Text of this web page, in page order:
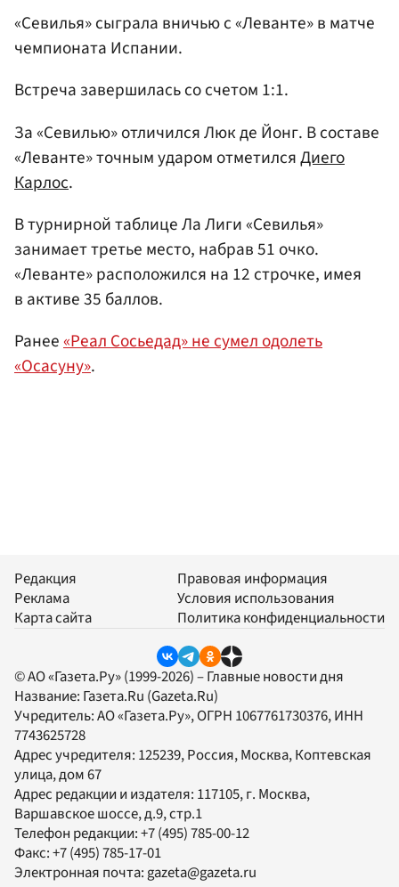
«Севилья» сыграла вничью с «Леванте» в матче
чемпионата Испании.
Встреча завершилась со счетом 1:1.
За «Севилью» отличился Люк де Йонг. В составе
«Леванте» точным ударом отметилсяДиего
Карлос.
В турнирной таблице Ла Лиги «Севилья»
занимает третье место, набрав 51 очко.
«Леванте» расположился на 12 строчке, имея
в активе 35 баллов.
Ранее«Реал Сосьедад» не сумел одолеть
«Осасуну».
Редакция
Реклама
Карта сайта
Правовая информация
Условия использования
Политика конфиденциальности
© АО «Газета.Ру» (1999-2026) – Главные новости дня
Название: Газета.Ru (Gazeta.Ru)
Учредитель:АО «Газета.Ру», ОГРН 1067761730376, ИНН
7743625728
Адрес учредителя: 125239, Россия, Москва, Коптевская
улица, дом 67
Адрес редакции и издателя: 117105, г. Москва,
Варшавское шоссе, д.9, стр.1
Телефон редакции:+7 (495) 785-00-12
Факс:+7 (495) 785-17-01
Электронная почта:gazeta@gazeta.ru